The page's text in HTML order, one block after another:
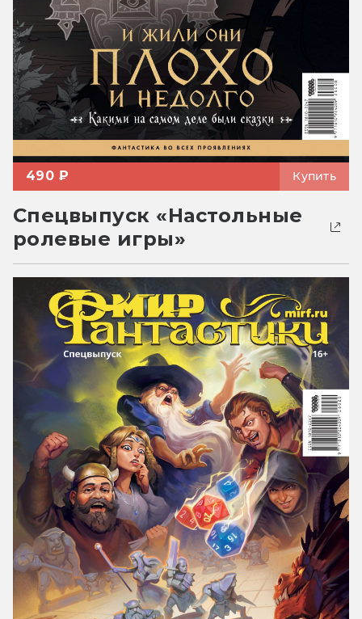
490 ₽ Купить
Спецвыпуск «Настольные
ролевые игры»